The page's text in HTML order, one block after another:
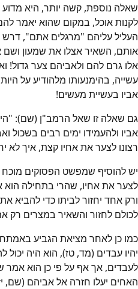
שאלה נוספת, קשה יותר, היא
לקנות אוכל, במקום שהוא יאמר
העליל עליהם "מרגלים אתם",
אותם, השאיר אצלו את שמעון
אלו גרם להם ולאביהם צער גדול!
עשייה, בהימנעותו מלהודיע על
אביו בעשיית מעשים!
גם שאלה זו שאל הרמב"ן (שם):
אביו ולהעמידו ימים רבים בשכול
רצונו לצער את אחיו קצת, איך לא
יש להוסיף שמפשט הפסוקים
לצער את אחיו, שהרי בתחילה
ורק אחד יחזור לביתו כדי להביא
לכולם לחזור והשאיר במצרים רק
כמו כן לאחר מציאת הגביע
יהיו עבדים (מד, טז), הוא היה
לעבדים, אך אף על פי כן הוא אמר
האחים יעלו חזרה אל אביהם (שם,